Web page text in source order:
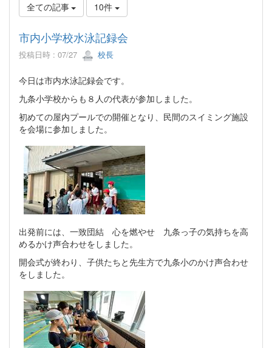
全ての記事 10件
市内小学校水泳記録会
投稿日時 : 07/27 校長
今日は市内水泳記録会です。
九条小学校からも８人の代表が参加しました。
初めての屋内プールでの開催となり、民間のスイミング施設
を会場に参加しました。
出発前には、一致団結 心を燃やせ 九条っ子の気持ちを高
めるかけ声合わせをしました。
開会式が終わり、子供たちと先生方で九条小のかけ声合わせ
をしました。